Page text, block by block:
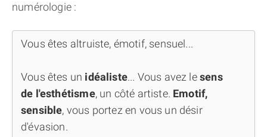
numérologie :
Vous êtes altruiste, émotif, sensuel...
Vous êtes un idéaliste... Vous avez lesens
de l'esthétisme, un côté artiste. Emotif,
sensible, vous portez en vous un désir
d'évasion.